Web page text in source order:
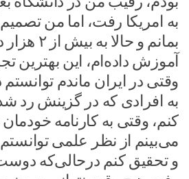
به امریکا رفت، اما من
بمانم و
آموزش داده‌ام، این بهترین
وقتی در ایران ماندم
به افرادی که در گزینش رد
کنم، وقتی به کارنامه
می‌بینم از نظر علمی
و تحقیق کنم درحالی‌که دوست